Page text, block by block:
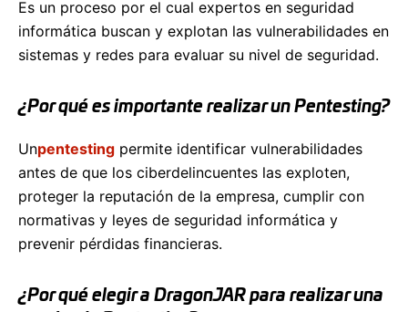
Es un proceso por el cual expertos en seguridad
informática buscan y explotan las vulnerabilidades en
sistemas y redes para evaluar su nivel de seguridad.
¿Por qué es importante realizar un Pentesting?
Unpentesting permite identificar vulnerabilidades
antes de que los ciberdelincuentes las exploten,
proteger la reputación de la empresa, cumplir con
normativas y leyes de seguridad informática y
prevenir pérdidas financieras.
¿Por qué elegir a DragonJAR para realizar una